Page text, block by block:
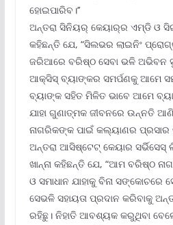
ହୋଇପାରିବ।’’
ଅନ୍ତରା ସିନିୟର୍ କେୟାର୍‌ର ଏମ୍‌ଡି ଓ
କହିଛନ୍ତି ଯେ, “ସିଲଭର ଲାଇନିଂ
ଜରିଆରେ ବରିଷ୍ଠ ସେବା ଭଳି ଅଭିବନ
ଆକ୍ସିସ୍ ବ୍ୟାଙ୍କର ସମର୍ପଣକୁ ଆମେ
ବ୍ୟାଙ୍କ ସହିତ ମିଳିତ ଭାବେ ଆମେ
ଯାହା ଗୁଣାତ୍ମକ ଜୀବନରେ ଉନ୍ନତି
ନାଗରିକଙ୍କ ପାଇଁ କଲ୍ୟାଣର ପ୍ରସାର
ଅନ୍ତରା ଆସିଷ୍ଟେଟ୍ କେୟାର
ଖାନ୍ନା କହିଛନ୍ତି ଯେ, “ଆମ ବରିଷ୍ଠ
ଓ ସମାଧାନ ଯାହାକୁ ବିନା ସଙ୍କୋଚରେ
ସେଭଳି ସହାୟତା ପ୍ରଦାନ କରିବାକୁ
ରହିଛୁ। ନିହାତି ଆବଶ୍ୟକ କରୁଥିବା